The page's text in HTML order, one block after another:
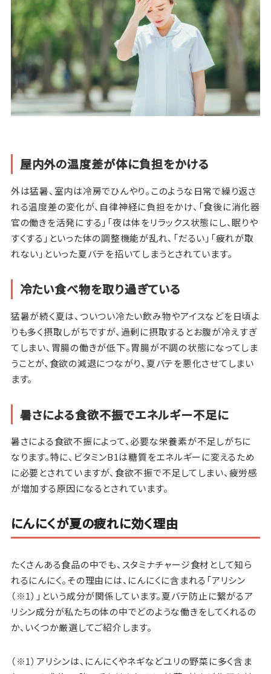
屋内外の温度差が体に負担をかける
外は猛暑、室内は冷房でひんやり。このような日常で繰り返さ
れる温度差の変化が、自律神経に負担をかけ、「食後に消化器
官の働きを活発にする」「夜は体をリラックス状態にし、眠りや
すくする」といった体の調整機能が乱れ、「だるい」「疲れが取
れない」といった夏バテを招いてしまうとされています。
冷たい食べ物を取り過ぎている
猛暑が続く夏は、ついつい冷たい飲み物やアイスなどを日頃よ
りも多く摂取しがちですが、過剰に摂取するとお腹が冷えすぎ
てしまい、胃腸の働きが低下。胃腸が不調の状態になってしま
うことが、食欲の減退につながり、夏バテを悪化させてしまい
ます。
暑さによる食欲不振でエネルギー不足に
暑さによる食欲不振によって、必要な栄養素が不足しがちに
なります。特に、ビタミンB1は糖質をエネルギーに変えるため
に必要とされていますが、食欲不振で不足してしまい、疲労感
が増加する原因になるとされています。
にんにくが夏の疲れに効く理由
たくさんある食品の中でも、スタミナチャージ食材として知ら
れるにんにく。その理由には、にんにくに含まれる「アリシン
（※1）」という成分が関係しています。夏バテ防止に繋がるア
リシン成分が私たちの体の中でどのような働きをしてくれるの
か、いくつか厳選してご紹介します。
（※1）アリシンは、にんにくやネギなどユリの野菜に多く含ま